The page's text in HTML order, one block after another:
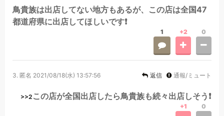
鳥貴族は出店してない地方もあるが、この店は全国47
都道府県に出店してほしいです❗
1 +2 0
3. 匿名 2021/08/18(水) 13:57:56 返信 通報/ミュート
>>2 この店が全国出店したら鳥貴族も続々出店しそう❗
+1 0